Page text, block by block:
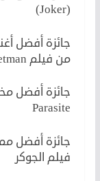
(Joker)
من فيلم Rocketman
Parasite
جائزة أفضل
فيلم الجوكر